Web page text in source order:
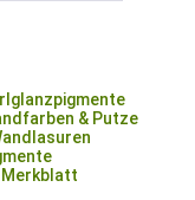
& Putze
Merkblatt